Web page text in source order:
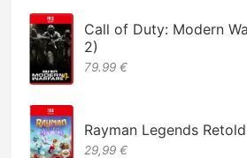
Call of Duty: Modern
2)
79.99 €
Rayman Legends
29,99 €